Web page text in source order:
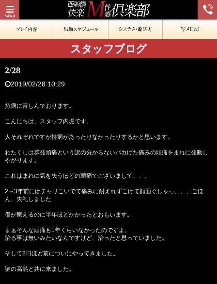
スタッフブログ
2/28
2019/02/28 10:29
持病に苦しんでおります。
こんにちは、スタッフ内堀です。
人それぞれですが持病があったりなかったりするかと思います。
わたくしは群発頭痛という訳の分からないバカげた痛みの頭痛をまれに発動し
やがります。
これはまれに気を失うほどの頭痛でございまして、、、
2～3年前にはチャリこいでて痛みに耐えれずこけて顔面ぐしゃっ、、、ごほ
ん、失礼しました
傷が癒えるのに半年ほどかかったとおもいます。
まぁそんな頭痛も1年くらいなかったのですよ。
治る事は無いみたいなんですけど、治ったと思っていました。
そして2日ほど前についにやってきました。
謎の高熱と共に来ました。